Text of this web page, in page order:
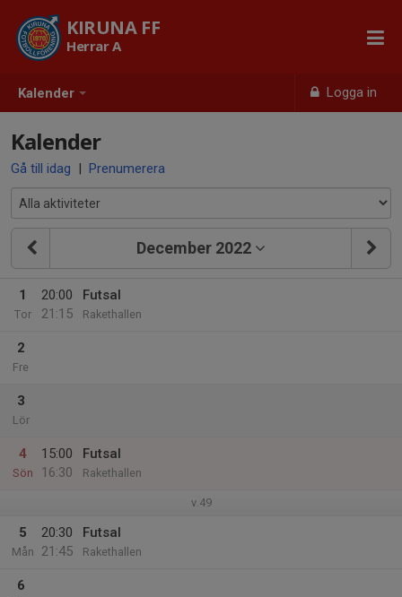
Kalender Logga in
KIRUNA FF
Herrar A
Kalender
Gå till idag | Prenumerera
December 2022
1
Tor
20:00
21:15
Futsal
Rakethallen
2
Fre
3
Lör
4
Sön
15:00
16:30
Futsal
Rakethallen
v.49
5
Mån
20:30
21:45
Futsal
Rakethallen
6